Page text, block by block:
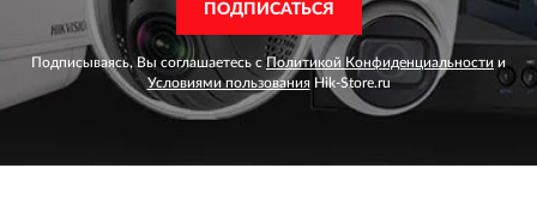
ПОДПИСАТЬСЯ
Подписываясь, Вы соглашаетесь сПолитикой Конфиденциальности и
Условиями пользованияHik-Store.ru